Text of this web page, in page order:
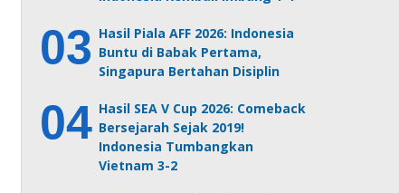
Hasil Piala AFF 2026: Indonesia
Buntu di Babak Pertama,
Singapura Bertahan Disiplin
Hasil SEA V Cup 2026: Comeback
Bersejarah Sejak 2019!
Indonesia Tumbangkan
Vietnam 3-2